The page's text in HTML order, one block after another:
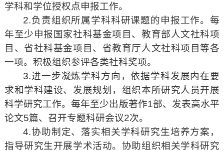
学科和学位授权点申报工作。
2.负责组织所属学科科研课题的申报工作。每
年至少申报国家社科基金项目、教育部人文社科项
目、省社科基金项目、省教育厅人文社科项目等各
一项。积极组织参评各类社科奖项。
3.进一步凝炼学科方向，依据学科发展内在要
求和学科建设、发展规划，组织本所研究人员开展
科学研究工作。每年至少出版著作1部、发表高水平
论文5篇、召开专题科研会议2次。
4.协助制定、落实相关学科研究生培养方案，
指导研究生开展学术活动。协助组织相关学科研究